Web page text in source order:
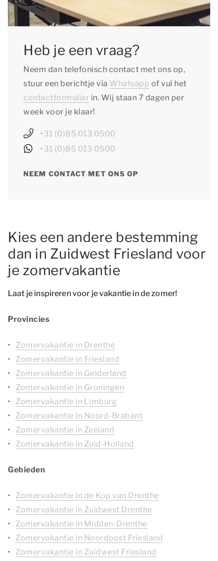
Heb je een vraag?
Neem dan telefonisch contact met ons op,
stuur een berichtje via Whatsapp of vul het
contactformulier in. Wij staan 7 dagen per
week voor je klaar!
+31 (0)85 013 0500
+31 (0)85 013 0500
NEEM CONTACT MET ONS OP
Kies een andere bestemming
dan in Zuidwest Friesland voor
je zomervakantie
Laat je inspireren voor je vakantie in de zomer!
Provincies
Zomervakantie in Drenthe
Zomervakantie in Friesland
Zomervakantie in Gelderland
Zomervakantie in Groningen
Zomervakantie in Limburg
Zomervakantie in Noord-Brabant
Zomervakantie in Zeeland
Zomervakantie in Zuid-Holland
Gebieden
Zomervakantie in de Kop van Drenthe
Zomervakantie in Zuidwest Drenthe
Zomervakantie in Midden-Drenthe
Zomervakantie in Noordoost Friesland
Zomervakantie in Zuidwest Friesland